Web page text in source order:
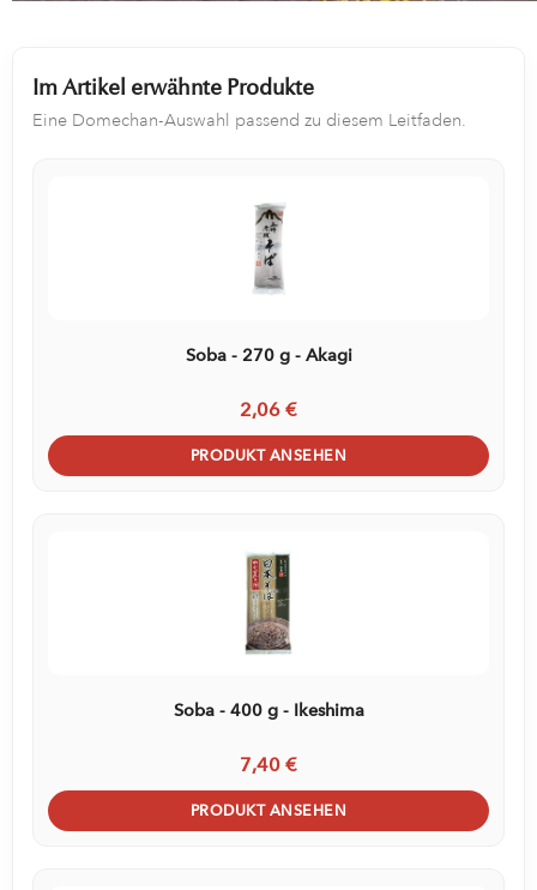
Im Artikel erwähnte Produkte
Eine Domechan-Auswahl passend zu diesem Leitfaden.
Soba - 270 g - Akagi
2,06 €
PRODUKT ANSEHEN
Soba - 400 g - Ikeshima
7,40 €
PRODUKT ANSEHEN